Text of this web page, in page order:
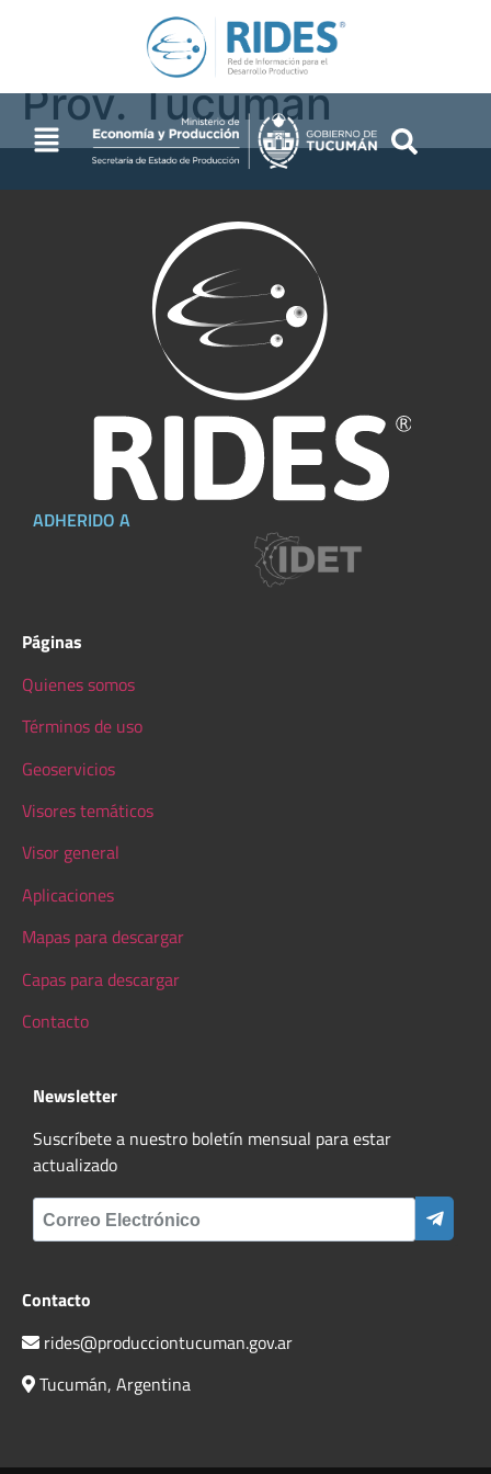
Industrias 2025 –
Prov. Tucumán
ADHERIDO A
Páginas
Quienes somos
Términos de uso
Geoservicios
Visores temáticos
Visor general
Aplicaciones
Mapas para descargar
Capas para descargar
Contacto
Newsletter
Suscríbete a nuestro boletín mensual para estar
actualizado
Contacto
rides@producciontucuman.gov.ar
Tucumán, Argentina